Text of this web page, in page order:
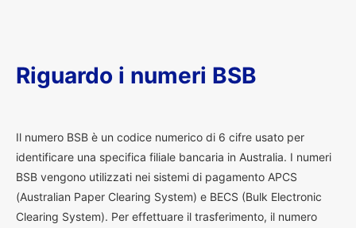
Riguardo i numeri BSB
Il numero BSB è un codice numerico di 6 cifre usato per
identificare una specifica filiale bancaria in Australia. I numeri
BSB vengono utilizzati nei sistemi di pagamento APCS
(Australian Paper Clearing System) e BECS (Bulk Electronic
Clearing System). Per effettuare il trasferimento, il numero